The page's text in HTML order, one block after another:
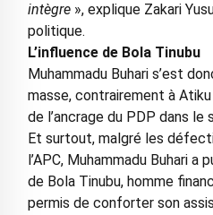
intègre», explique Zakari
politique.
L’influence de Bola Tinubu
Muhammadu Buhari s’est
masse, contrairement à
de l’ancrage du PDP dans
Et surtout, malgré les
l’APC, Muhammadu Buhari
de Bola Tinubu, homme
permis de conforter son